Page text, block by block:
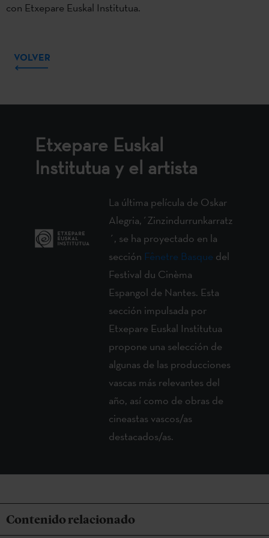
con Etxepare Euskal Institutua.
VOLVER
Etxepare Euskal
Institutua y el artista
La última película de Oskar
Alegria,´Zinzindurrunkarratz
´, se ha proyectado en la
sección Fênetre Basque del
Festival du Cinèma
Espangol de Nantes. Esta
sección impulsada por
Etxepare Euskal Institutua
propone una selección de
algunas de las producciones
vascas más relevantes del
año, así como de obras de
cineastas vascos/as
destacados/as.
Contenido relacionado